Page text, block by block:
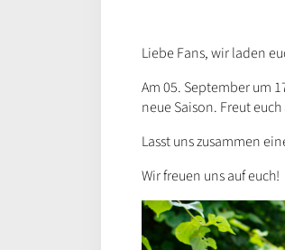
Liebe Fans, wir laden
Am 05. September um
neue Saison. Freut
Lasst uns zusammen
Wir freuen uns auf euch!